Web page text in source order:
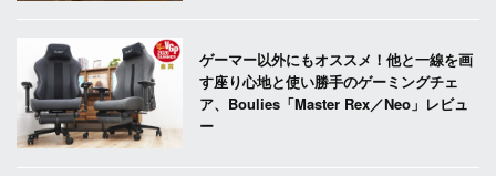
ゲーマー以外にもオススメ！他と一線を画
す座り心地と使い勝手のゲーミングチェ
ア、Boulies「Master Rex／Neo」レビュ
ー